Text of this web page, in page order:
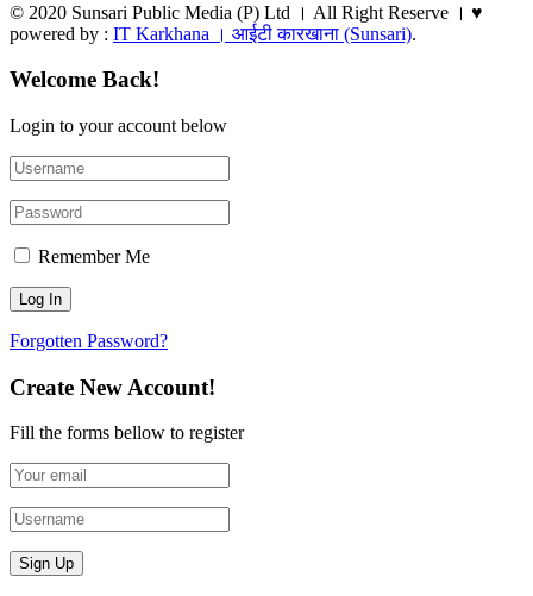
© 2020 Sunsari Public Media (P) Ltd । All Right Reserve । ♥
powered by : IT Karkhana । आईटी कारखाना (Sunsari).
Welcome Back!
Login to your account below
Remember Me
Forgotten Password?
Create New Account!
Fill the forms bellow to register